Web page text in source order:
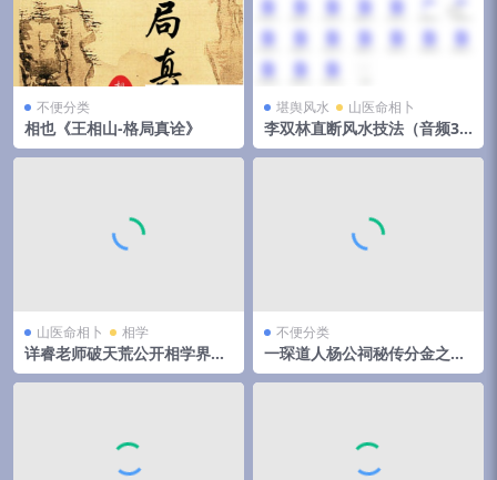
不便分类
相也《王相山-格局真诠》
堪舆风水 山医命相卜
李双林直断风水技法（音频31
集）
山医命相卜 相学
详睿老师破天荒公开相学界不
传之秘法
不便分类
一琛道人杨公祠秘传分金之胎
骨线法（高清晰版本）